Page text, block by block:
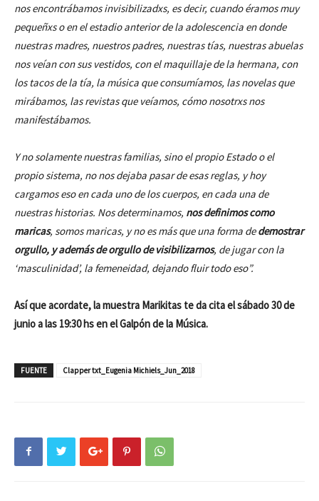
nos encontrábamos invisibilizadxs, es decir, cuando éramos muy
pequeñxs o en el estadio anterior de la adolescencia en donde
nuestras madres, nuestros padres, nuestras tías, nuestras abuelas
nos veían con sus vestidos, con el maquillaje de la hermana, con
los tacos de la tía, la música que consumíamos, las novelas que
mirábamos, las revistas que veíamos, cómo nosotrxs nos
manifestábamos.
Y no solamente nuestras familias, sino el propio Estado o el
propio sistema, no nos dejaba pasar de esas reglas, y hoy
cargamos eso en cada uno de los cuerpos, en cada una de
nuestras historias. Nos determinamos, nos definimos como
maricas, somos maricas, y no es más que una forma dedemostrar
orgullo, y además de orgullo de visibilizarnos, de jugar con la
‘masculinidad’, la femeneidad, dejando fluir todo eso”.
Así que acordate, la muestra Marikitas te da cita el sábado 30 de
junio a las 19:30 hs en el Galpón de la Música.
FUENTE Clapper txt_Eugenia Michiels_Jun_2018